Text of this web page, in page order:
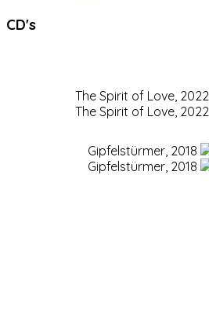
CD's
The Spirit of Love, 2022
The Spirit of Love, 2022
Gipfelstürmer, 2018
Gipfelstürmer, 2018